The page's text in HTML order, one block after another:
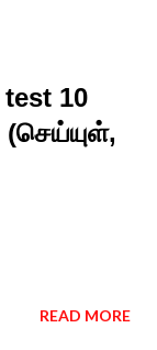
10
READ MORE